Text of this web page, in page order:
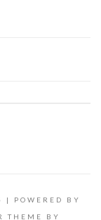
| POWERED BY
THEME BY